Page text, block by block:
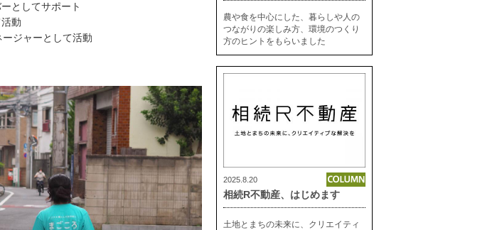
としてサポート
動
ジャーとして活動
農や食を中心にした、暮らしや人の
つながりの楽しみ方、環境のつくり
方のヒントをもらいました
2025.8.20
相続R不動産、はじめます
土地とまちの未来に、クリエイティ